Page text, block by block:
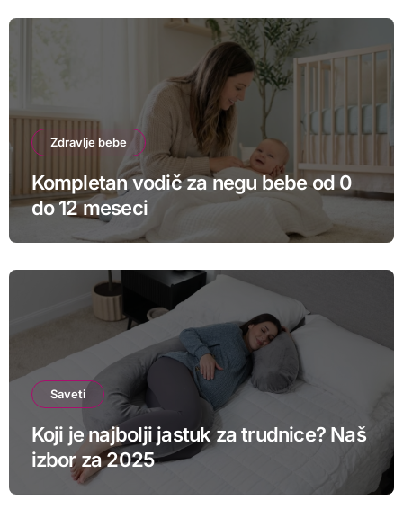
Zdravlje bebe
Kompletan vodič za negu bebe od 0
do 12 meseci
Saveti
Koji je najbolji jastuk za trudnice? Naš
izbor za 2025